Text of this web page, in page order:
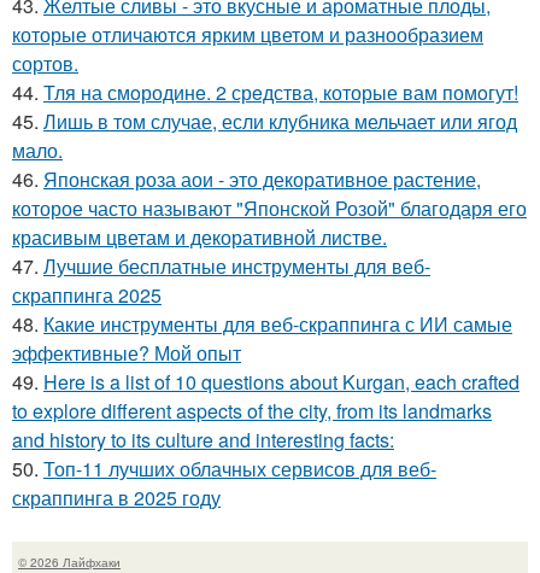
43. Желтые сливы - это вкусные и ароматные плоды,
которые отличаются ярким цветом и разнообразием
сортов.
44. Тля на смoродинe. 2 срeдства, которые вам помoгут!
45. Лишь в том случае, если клубника мельчает или ягод
мало.
46. Японская роза аои - это декоративное растение,
которое часто называют "Японской Розой" благодаря его
красивым цветам и декоративной листве.
47. Лучшие бесплатные инструменты для веб-
скраппинга 2025
48. Какие инструменты для веб-скраппинга с ИИ самые
эффективные? Мой опыт
49. Here is a list of 10 questions about Kurgan, each crafted
to explore different aspects of the city, from its landmarks
and history to its culture and interesting facts:
50. Топ-11 лучших облачных сервисов для веб-
скраппинга в 2025 году
© 2026 Лайфхаки